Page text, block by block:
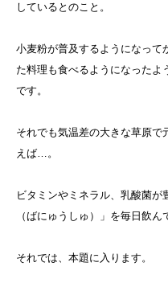
しているとのこと。
小麦粉が普及するようになって
た料理も食べるようになった
です。
それでも気温差の大きな草原
えば…。
ビタミンやミネラル、乳酸菌
（ばにゅうしゅ）」を毎日飲ん
それでは、本題に入ります。